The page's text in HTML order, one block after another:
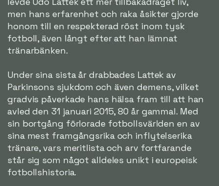
men hans erfarenhet och raka åsikter gjorde
honom till en respekterad röst inom tysk
fotboll, även långt efter att han lämnat
tränarbänken.
Under sina sista år drabbades Lattek av
Parkinsons sjukdom och även demens, vilket
gradvis påverkade hans hälsa fram till att han
avled den 31 januari 2015, 80 år gammal. Med
sin bortgång förlorade fotbollsvärlden en av
sina mest framgångsrika och inflytelserika
tränare, vars meritlista och arv fortfarande
står sig som något alldeles unikt i europeisk
fotbollshistoria.